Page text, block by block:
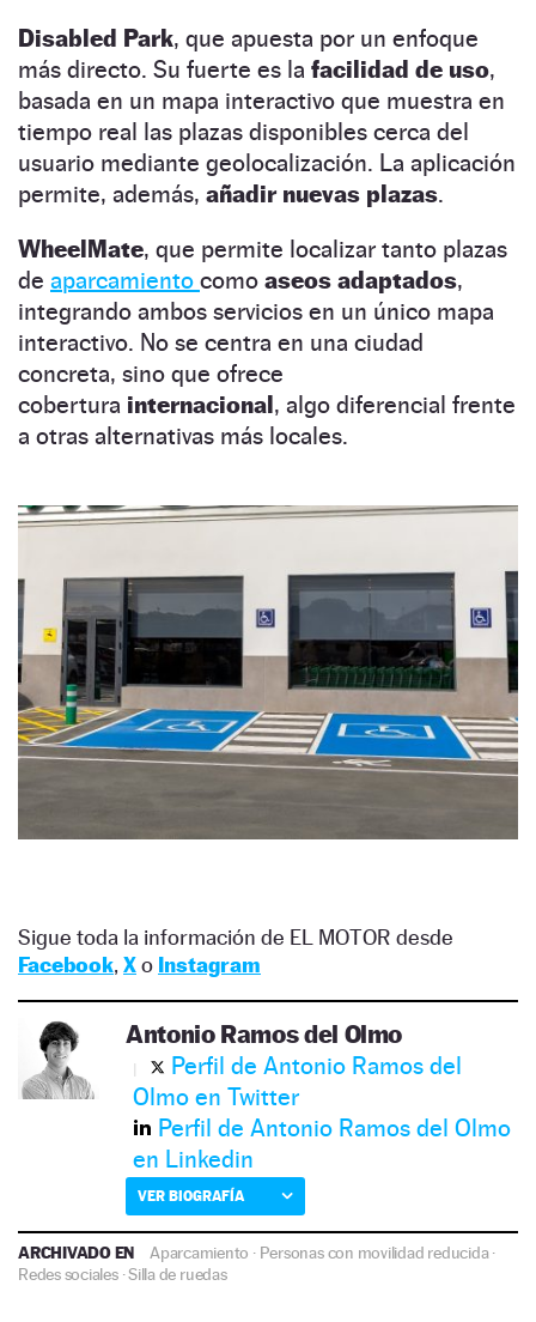
Disabled Park, que apuesta por un enfoque
más directo. Su fuerte es la facilidad de uso,
basada en un mapa interactivo que muestra en
tiempo real las plazas disponibles cerca del
usuario mediante geolocalización. La aplicación
permite, además, añadir nuevas plazas.
WheelMate, que permite localizar tanto plazas
de aparcamiento como aseos adaptados,
integrando ambos servicios en un único mapa
interactivo. No se centra en una ciudad
concreta, sino que ofrece
cobertura internacional, algo diferencial frente
a otras alternativas más locales.
Sigue toda la información de EL MOTOR desde
Facebook, Xo Instagram
Antonio Ramos del Olmo
Perfil de Antonio Ramos del
Olmo en Twitter
Perfil de Antonio Ramos del Olmo
en Linkedin
VER BIOGRAFÍA
ARCHIVADO EN Aparcamiento · Personas con movilidad reducida·
Redes sociales·Silla de ruedas